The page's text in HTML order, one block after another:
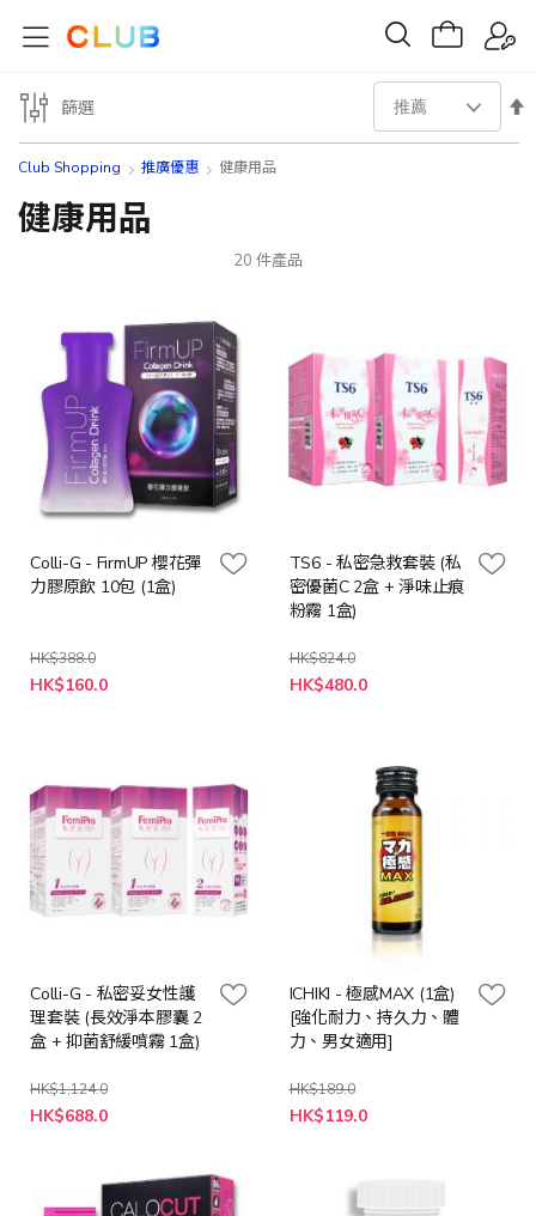
Club Shopping 推廣優惠 健康用品
健康用品
20 件產品
設
Colli-G - FirmUP 櫻花彈
力膠原飲 10包 (1盒)
HK$388.0
特
殊
HK$160.0
TS6 - 私密急救套裝 (私
密優菌C 2盒 + 淨味止痕
粉霧 1盒)
HK$824.0
特
殊
HK$480.0
Colli-G - 私密妥女性護
理套裝 (長效淨本膠囊 2
盒 + 抑菌舒緩噴霧 1盒)
HK$1,124.0
特
殊
HK$688.0
ICHIKI - 極感MAX (1盒)
[強化耐力、持久力、體
力、男女適用]
HK$189.0
特
殊
HK$119.0
篩選